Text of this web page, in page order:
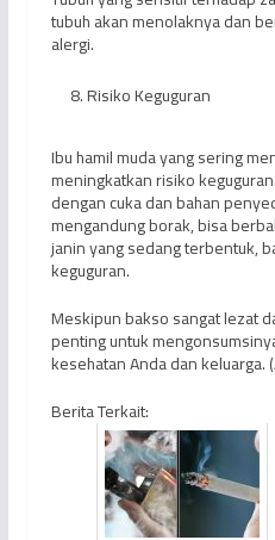
tubuh akan menolaknya dan
alergi.
Risiko Keguguran
Ibu hamil muda yang sering
meningkatkan risiko
dengan cuka dan bahan
mengandung borak, bisa
janin yang sedang terbentuk,
keguguran.
Meskipun bakso sangat lezat
penting untuk
kesehatan Anda dan keluarga.
Berita Terkait: